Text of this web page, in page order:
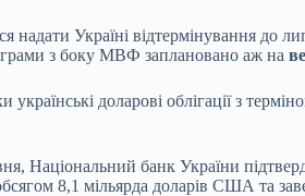
Україні відтермінування до
з боку МВФ заплановано аж на
українські доларові облігації з
Національний банк України
8,1 мільярда доларів США та